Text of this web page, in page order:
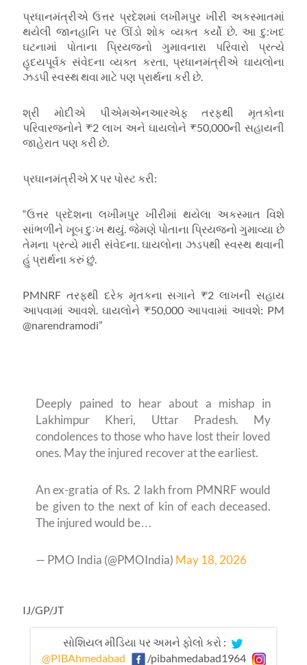
પ્રધાનમંત્રીએ ઉત્તર પ્રદેશમાં લખીમપુર ખીરી અકસ્માતમાં
થયેલી જાનહાનિ પર ઊંડો શોક વ્યક્ત કર્યો છે. આ દુ:ખદ
ઘટનામાં પોતાના પ્રિયજનો ગુમાવનારા પરિવારો પ્રત્યે
હૃદયપૂર્વક સંવેદના વ્યક્ત કરતા, પ્રધાનમંત્રીએ ઘાયલોના
ઝડપી સ્વસ્થ થવા માટે પણ પ્રાર્થના કરી છે.
શ્રી મોદીએ પીએમએનઆરએફ તરફથી મૃતકોના
પરિવારજનોને ₹2 લાખ અને ઘાયલોને ₹50,000ની સહાયની
જાહેરાત પણ કરી છે.
પ્રધાનમંત્રીએ X પર પોસ્ટ કરી:
“ઉત્તર પ્રદેશના લખીમપુર ખીરીમાં થયેલા અકસ્માત વિશે
સાંભળીને ખૂબ દુઃખ થયું. જેમણે પોતાના પ્રિયજનો ગુમાવ્યા છે
તેમના પ્રત્યે મારી સંવેદના. ઘાયલોના ઝડપથી સ્વસ્થ થવાની
હું પ્રાર્થના કરું છું.
PMNRF તરફથી દરેક મૃતકના સગાને₹2 લાખની સહાય
આપવામાં આવશે. ઘાયલોને ₹50,000 આપવામાં આવશે: PM
@narendramodi”
Deeply pained to hear about a mishap in
Lakhimpur Kheri, Uttar Pradesh. My
condolences to those who have lost their loved
ones. May the injured recover at the earliest.
An ex-gratia of Rs. 2 lakh from PMNRF would
be given to the next of kin of each deceased.
The injured would be…
— PMO India (@PMOIndia) May 18, 2026
IJ/GP/JT
સોશિયલ મીડિયા પર અમને ફોલો કરો :
@PIBAhmedabad
/pibahmedabad1964